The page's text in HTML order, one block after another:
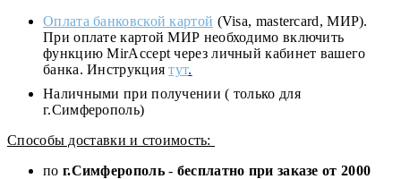
Оплата банковской картой (Visa, mastercard, МИР).
При оплате картой МИР необходимо включить
функцию MirAccept через личный кабинет вашего
банка. Инструкциятут.
Наличными при получении ( только для
г.Симферополь)
Способы доставки и стоимость:
по г.Симферополь- бесплатно при заказе от 2000